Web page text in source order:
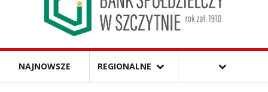
NAJNOWSZE REGIONALNE